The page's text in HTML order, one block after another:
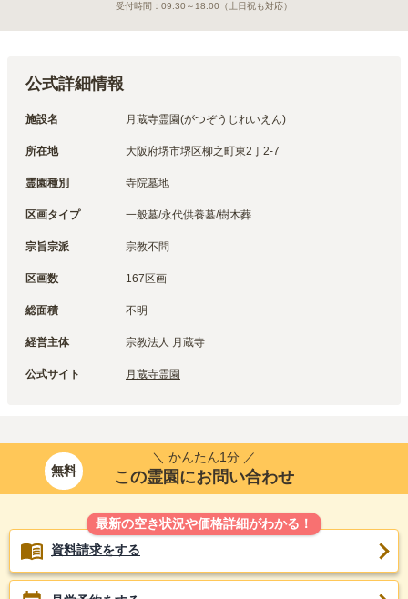
受付時間： 09:30～18:00 （土日祝も対応）
公式詳細情報
施設名 月蔵寺霊園(がつぞうじれいえん)
所在地 大阪府堺市堺区柳之町東2丁2-7
霊園種別 寺院墓地
区画タイプ 一般墓/永代供養墓/樹木葬
宗旨宗派 宗教不問
区画数 167区画
総面積 不明
経営主体 宗教法人 月蔵寺
公式サイト 月蔵寺霊園
無料
＼ かんたん1分 ／
この霊園にお問い合わせ
最新の空き状況や価格詳細がわかる！
資料請求をする